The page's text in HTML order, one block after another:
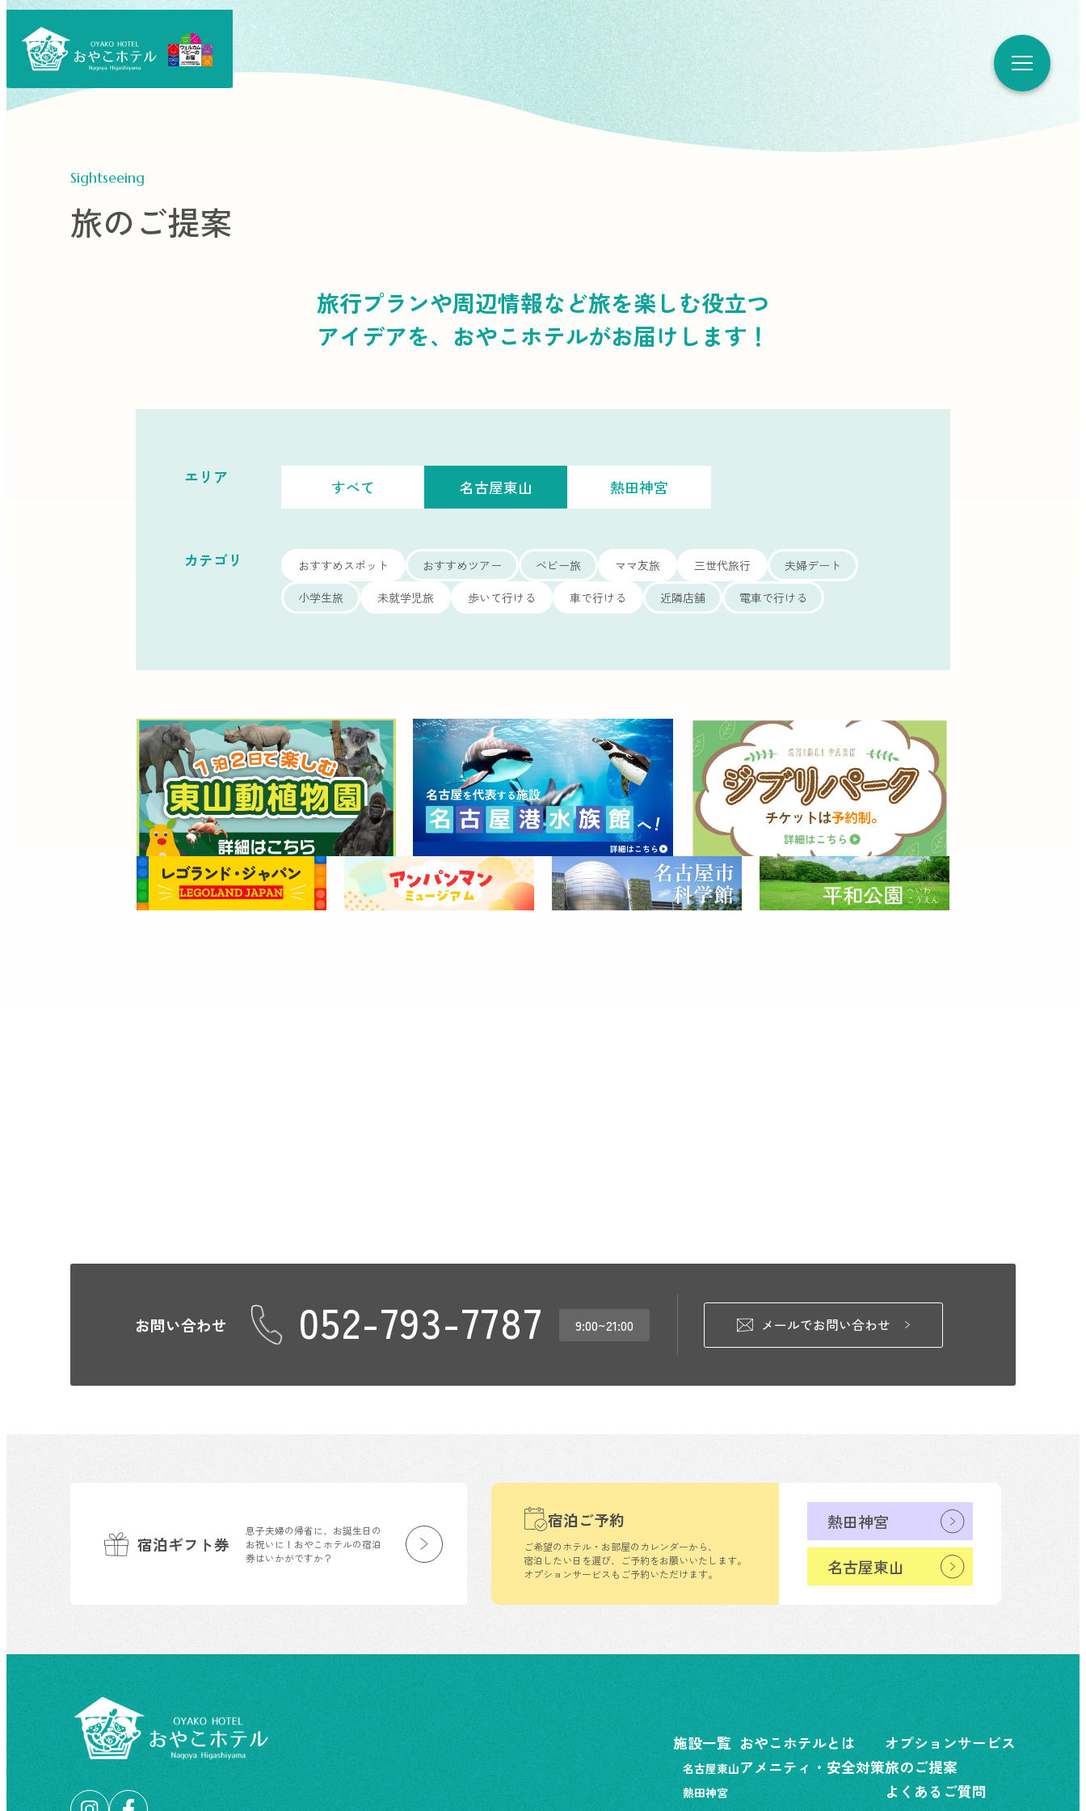
Sightseeing
旅のご提案
旅行プランや周辺情報など旅を楽しむ役立つ
アイデアを、 おやこホテルがお届けします！
エリア
すべて 名古屋東山 熱田神宮
カテゴリ おすすめスポット おすすめツアー ベビー旅 ママ友旅 三世代旅行
夫婦デート
小学生旅
未就学児旅 歩いて行ける 車で行ける 近隣店舗 電車で行ける
お問い合わせ 052-793-7787 9:00~21:00 メールでお問い合わせ
宿泊ギフト券
息子夫婦の帰省に、お誕生日の
お祝いに！おやこホテルの宿泊
券はいかがですか？
宿泊ご予約
ご希望のホテル・お部屋のカレンダーから、
宿泊したい日を選び、ご予約をお願いいたします。
オプションサービスもご予約いただけます。
熱田神宮
名古屋東山
施設一覧
名古屋東山
熱田神宮
おやこホテルとは
アメニティ・安全対策
オプションサービス
旅のご提案
よくあるご質問